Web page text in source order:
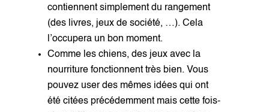
contiennent simplement du rangement
(des livres, jeux de société, …). Cela
l’occupera un bon moment.
Comme les chiens, des jeux avec la
nourriture fonctionnent très bien. Vous
pouvez user des mêmes idées qui ont
été citées précédemment mais cette fois-